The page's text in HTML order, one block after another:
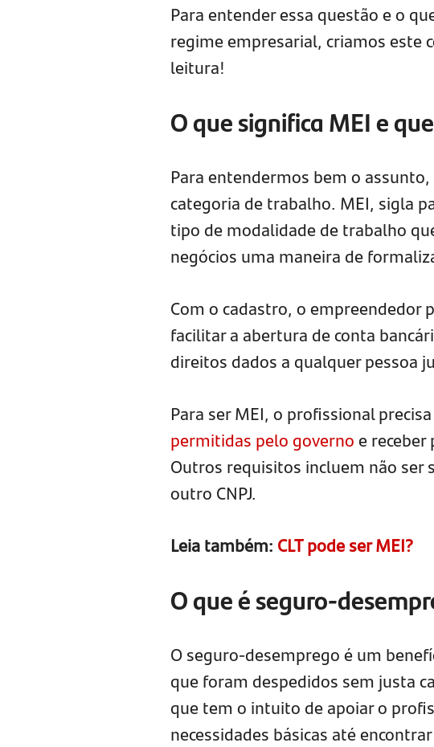
Para entender essa questão e o
regime empresarial, criamos este
leitura!
O que significa MEI e
Para entendermos bem o
categoria de trabalho. MEI, sigla
tipo de modalidade de trabalho
negócios uma maneira de
Com o cadastro, o empreendedor
facilitar a abertura de conta
direitos dados a qualquer pessoa
Para ser MEI, o profissional
permitidas pelo governoe
Outros requisitos incluem não ser
outro CNPJ.
Leia também: CLT pode ser MEI?
O que é seguro-
O seguro-desemprego é um
que foram despedidos sem justa
que tem o intuito de apoiar o
necessidades básicas até